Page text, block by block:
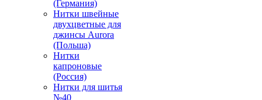
(Германия)
Нитки швейные
двухцветные для
джинсы Aurora
(Польша)
Нитки
капроновые
(Россия)
Нитки для шитья
№40